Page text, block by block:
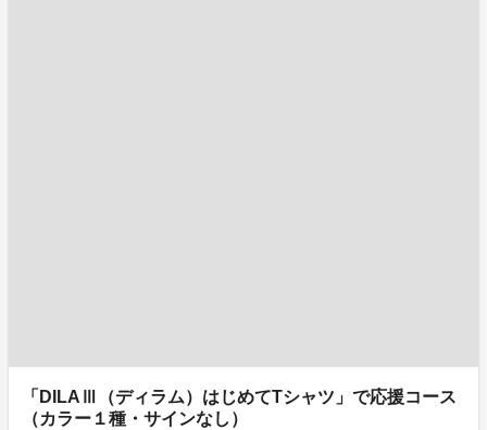
「DILAⅢ（ディラム）はじめてTシャツ」で応援コース
（カラー１種・サインなし）